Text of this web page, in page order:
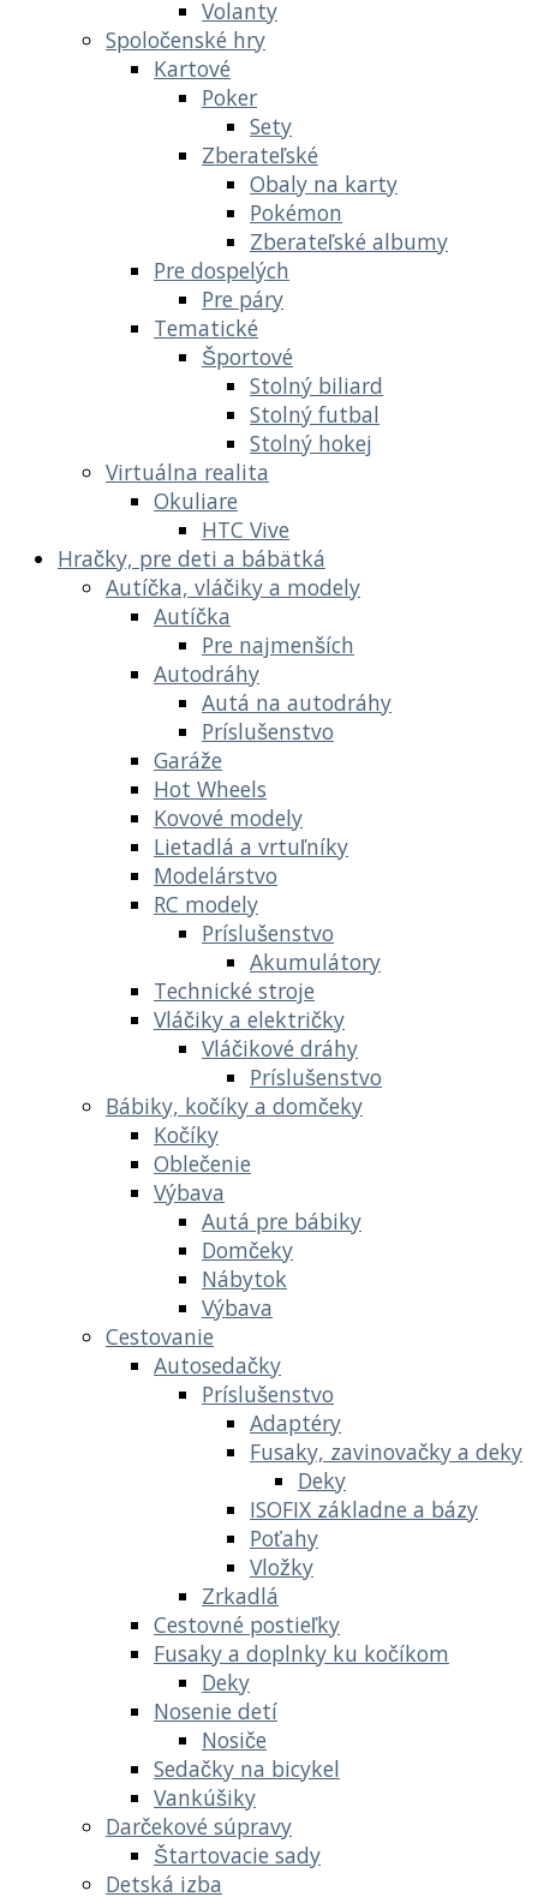
Volanty
Spoločenské hry
Kartové
Poker
Sety
Zberateľské
Obaly na karty
Pokémon
Zberateľské albumy
Pre dospelých
Pre páry
Tematické
Športové
Stolný biliard
Stolný futbal
Stolný hokej
Virtuálna realita
Okuliare
HTC Vive
Hračky, pre deti a bábätká
Autíčka, vláčiky a modely
Autíčka
Pre najmenších
Autodráhy
Autá na autodráhy
Príslušenstvo
Garáže
Hot Wheels
Kovové modely
Lietadlá a vrtuľníky
Modelárstvo
RC modely
Príslušenstvo
Akumulátory
Technické stroje
Vláčiky a električky
Vláčikové dráhy
Príslušenstvo
Bábiky, kočíky a domčeky
Kočíky
Oblečenie
Výbava
Autá pre bábiky
Domčeky
Nábytok
Výbava
Cestovanie
Autosedačky
Príslušenstvo
Adaptéry
Fusaky, zavinovačky a deky
Deky
ISOFIX základne a bázy
Poťahy
Vložky
Zrkadlá
Cestovné postieľky
Fusaky a doplnky ku kočíkom
Deky
Nosenie detí
Nosiče
Sedačky na bicykel
Vankúšiky
Darčekové súpravy
Štartovacie sady
Detská izba